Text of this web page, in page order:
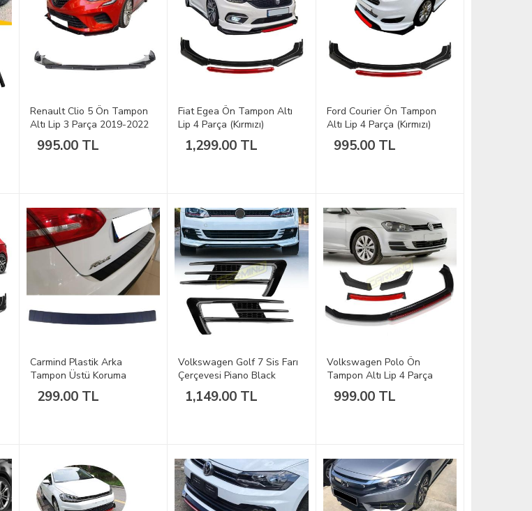
Renault Clio 5 Ön Tampon
Altı Lip 3 Parça 2019-2022
995.00 TL
Fiat Egea Ön Tampon Altı
Lip 4 Parça (Kırmızı)
1,299.00 TL
Ford Courier Ön Tampon
Altı Lip 4 Parça (Kırmızı)
995.00 TL
Carmind Plastik Arka
Tampon Üstü Koruma
299.00 TL
Volkswagen Golf 7 Sis Farı
Çerçevesi Piano Black
2014-2017
1,149.00 TL
Volkswagen Polo Ön
Tampon Altı Lip 4 Parça
2014-2018
999.00 TL